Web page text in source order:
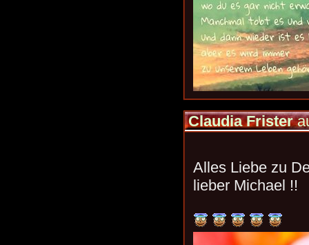
Claudia Frister
Alles Liebe zu
lieber Michael !!